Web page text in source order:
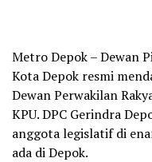
Metro Depok – Dewan
Kota Depok resmi
Dewan Perwakilan
KPU. DPC Gerindra
anggota legislatif di
ada di Depok.